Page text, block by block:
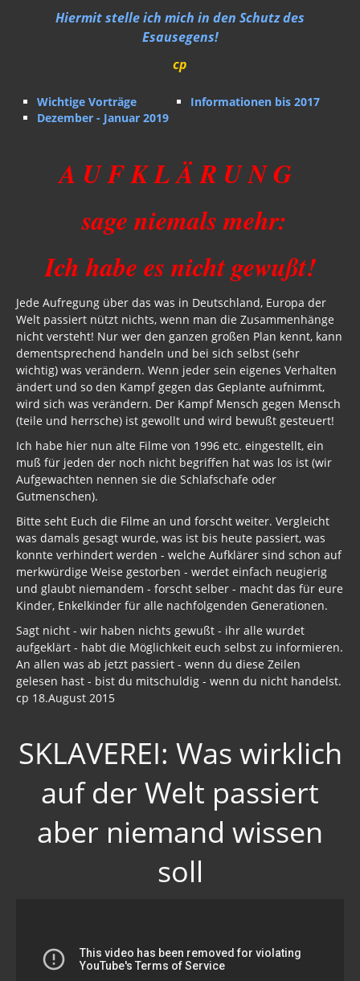
Wahrheit gegen MSM
Vergangenheit
Neues Bewußtsein
Der globale Prädiktor
Satanischer Kalender
Geschichte 2020
Trump, Putin, Xi, der falsche Franziskus
»Lolita Express« Jeffrey Epstein
Jason Mason
1. Weltkrieg
Kulturrevolution
New Zealand
China Lake
Freimaurer Bücher
google
Hörbücher
Trump, Putin, Xi und die Fliehkräfte
Tod der Tartarie
Bücher pdf
BRD / Deutschland
Stöverstuuv 2017, 2016. 2015
Archiv Stöverstuuv 2017, 2016, 2015
Wichtige Vorträge
Hiermit stelle ich mich in den Schutz des
Esausegens!
cp
Wichtige Vorträge
Dezember - Januar 2019
Informationen bis 2017
A U F K L Ä R U N G
sage niemals mehr:
Ich habe es nicht gewußt!
Jede Aufregung über das was in Deutschland, Europa der
Welt passiert nützt nichts, wenn man die Zusammenhänge
nicht versteht! Nur wer den ganzen großen Plan kennt, kann
dementsprechend handeln und bei sich selbst (sehr
wichtig) was verändern. Wenn jeder sein eigenes Verhalten
ändert und so den Kampf gegen das Geplante aufnimmt,
wird sich was verändern. Der Kampf Mensch gegen Mensch
(teile und herrsche) ist gewollt und wird bewußt gesteuert!
Ich habe hier nun alte Filme von 1996 etc. eingestellt, ein
muß für jeden der noch nicht begriffen hat was los ist (wir
Aufgewachten nennen sie die Schlafschafe oder
Gutmenschen).
Bitte seht Euch die Filme an und forscht weiter. Vergleicht
was damals gesagt wurde, was ist bis heute passiert, was
konnte verhindert werden - welche Aufklärer sind schon auf
merkwürdige Weise gestorben - werdet einfach neugierig
und glaubt niemandem - forscht selber - macht das für eure
Kinder, Enkelkinder für alle nachfolgenden Generationen.
Sagt nicht - wir haben nichts gewußt - ihr alle wurdet
aufgeklärt - habt die Möglichkeit euch selbst zu informieren.
An allen was ab jetzt passiert - wenn du diese Zeilen
gelesen hast - bist du mitschuldig - wenn du nicht handelst.
cp 18.August 2015
SKLAVEREI: Was wirklich
auf der Welt passiert
aber niemand wissen
soll